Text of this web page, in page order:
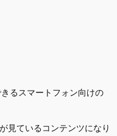
るスマートフォン向けの
見ているコンテンツになり